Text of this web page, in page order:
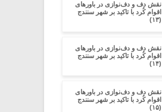
نقش دف و دف‌نوازی در باورهای
اقوام کُرد با تاکید بر شهر سنندج
(۱۳)
نقش دف و دف‌نوازی در باورهای
اقوام کُرد با تاکید بر شهر سنندج
(۱۴)
نقش دف و دف‌نوازی در باورهای
اقوام کُرد با تاکید بر شهر سنندج
(۱۵)